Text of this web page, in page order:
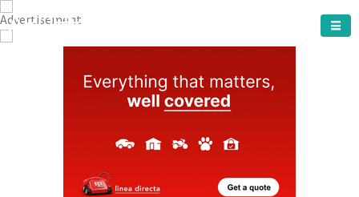
ARCHENA TOWN